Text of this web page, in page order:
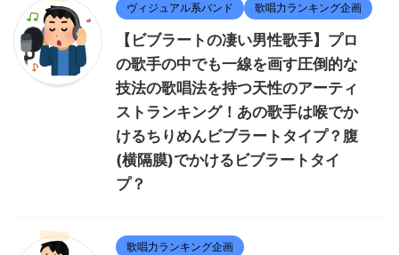
ヴィジュアル系バンド 歌唱力ランキング企画
【ビブラートの凄い男性歌手】プロ
の歌手の中でも一線を画す圧倒的な
技法の歌唱法を持つ天性のアーティ
ストランキング！あの歌手は喉でか
けるちりめんビブラートタイプ？腹
(横隔膜)でかけるビブラートタイ
プ？
歌唱力ランキング企画